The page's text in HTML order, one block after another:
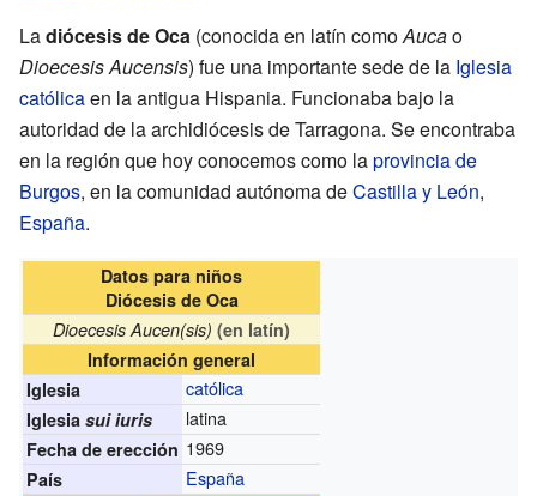
Ladiócesis de Oca (conocida en latín comoAucao
Dioecesis Aucensis) fue una importante sede de la Iglesia
católicaen la antigua Hispania. Funcionaba bajo la
autoridad de la archidiócesis de Tarragona. Se encontraba
en la región que hoy conocemos como laprovincia de
Burgos, en la comunidad autónoma deCastilla y León,
España.
Datos para niños
Diócesis de Oca
Dioecesis Aucen(sis) (en latín)
Información general
Iglesia
católica
Iglesiasui iuris latina
Fecha de erección 1969
País España